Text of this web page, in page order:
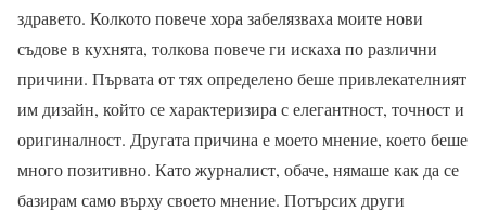
здравето. Колкото повече хора забелязваха моите нови
съдове в кухнята, толкова повече ги искаха по различни
причини. Първата от тях определено беше привлекателният
им дизайн, който се характеризира с елегантност, точност и
оригиналност. Другата причина е моето мнение, което беше
много позитивно. Като журналист, обаче, нямаше как да се
базирам само върху своето мнение. Потърсих други